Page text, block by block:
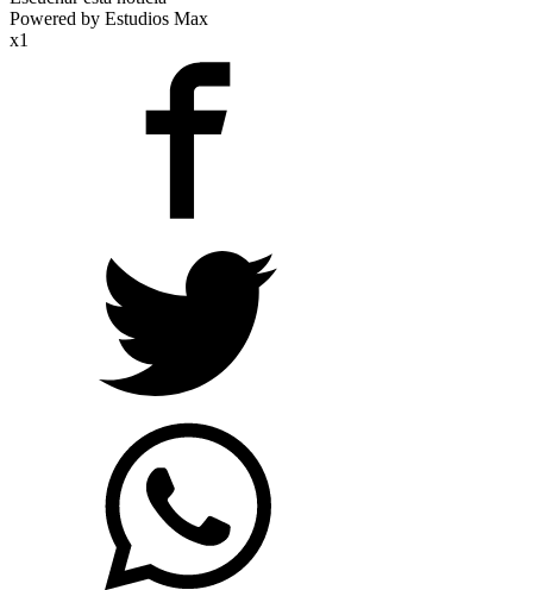
Powered by Estudios Max
x1